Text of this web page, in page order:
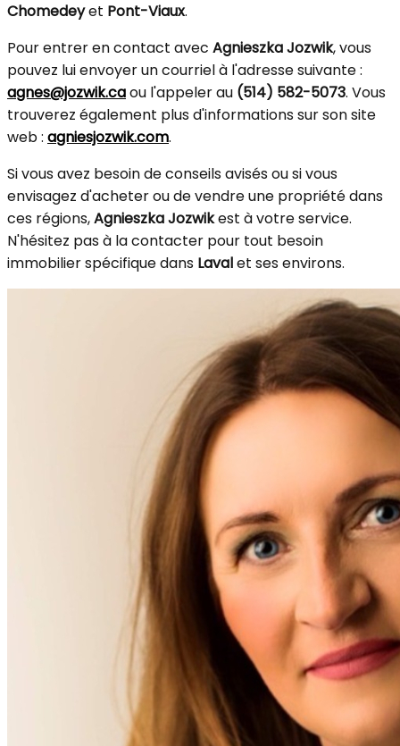
Chomedeyet Pont-Viaux.
Pour entrer en contact avec Agnieszka Jozwik, vous
pouvez lui envoyer un courriel à l'adresse suivante :
agnes@jozwik.caou l'appeler au (514) 582-5073. Vous
trouverez également plus d'informations sur son site
web : agniesjozwik.com.
Si vous avez besoin de conseils avisés ou si vous
envisagez d'acheter ou de vendre une propriété dans
ces régions,Agnieszka Jozwikest à votre service.
N'hésitez pas à la contacter pour tout besoin
immobilier spécifique dans Lavalet ses environs.